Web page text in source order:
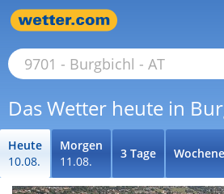
Das Wetter heute in
Heute
10.08.
Morgen
11.08.
3 Tage